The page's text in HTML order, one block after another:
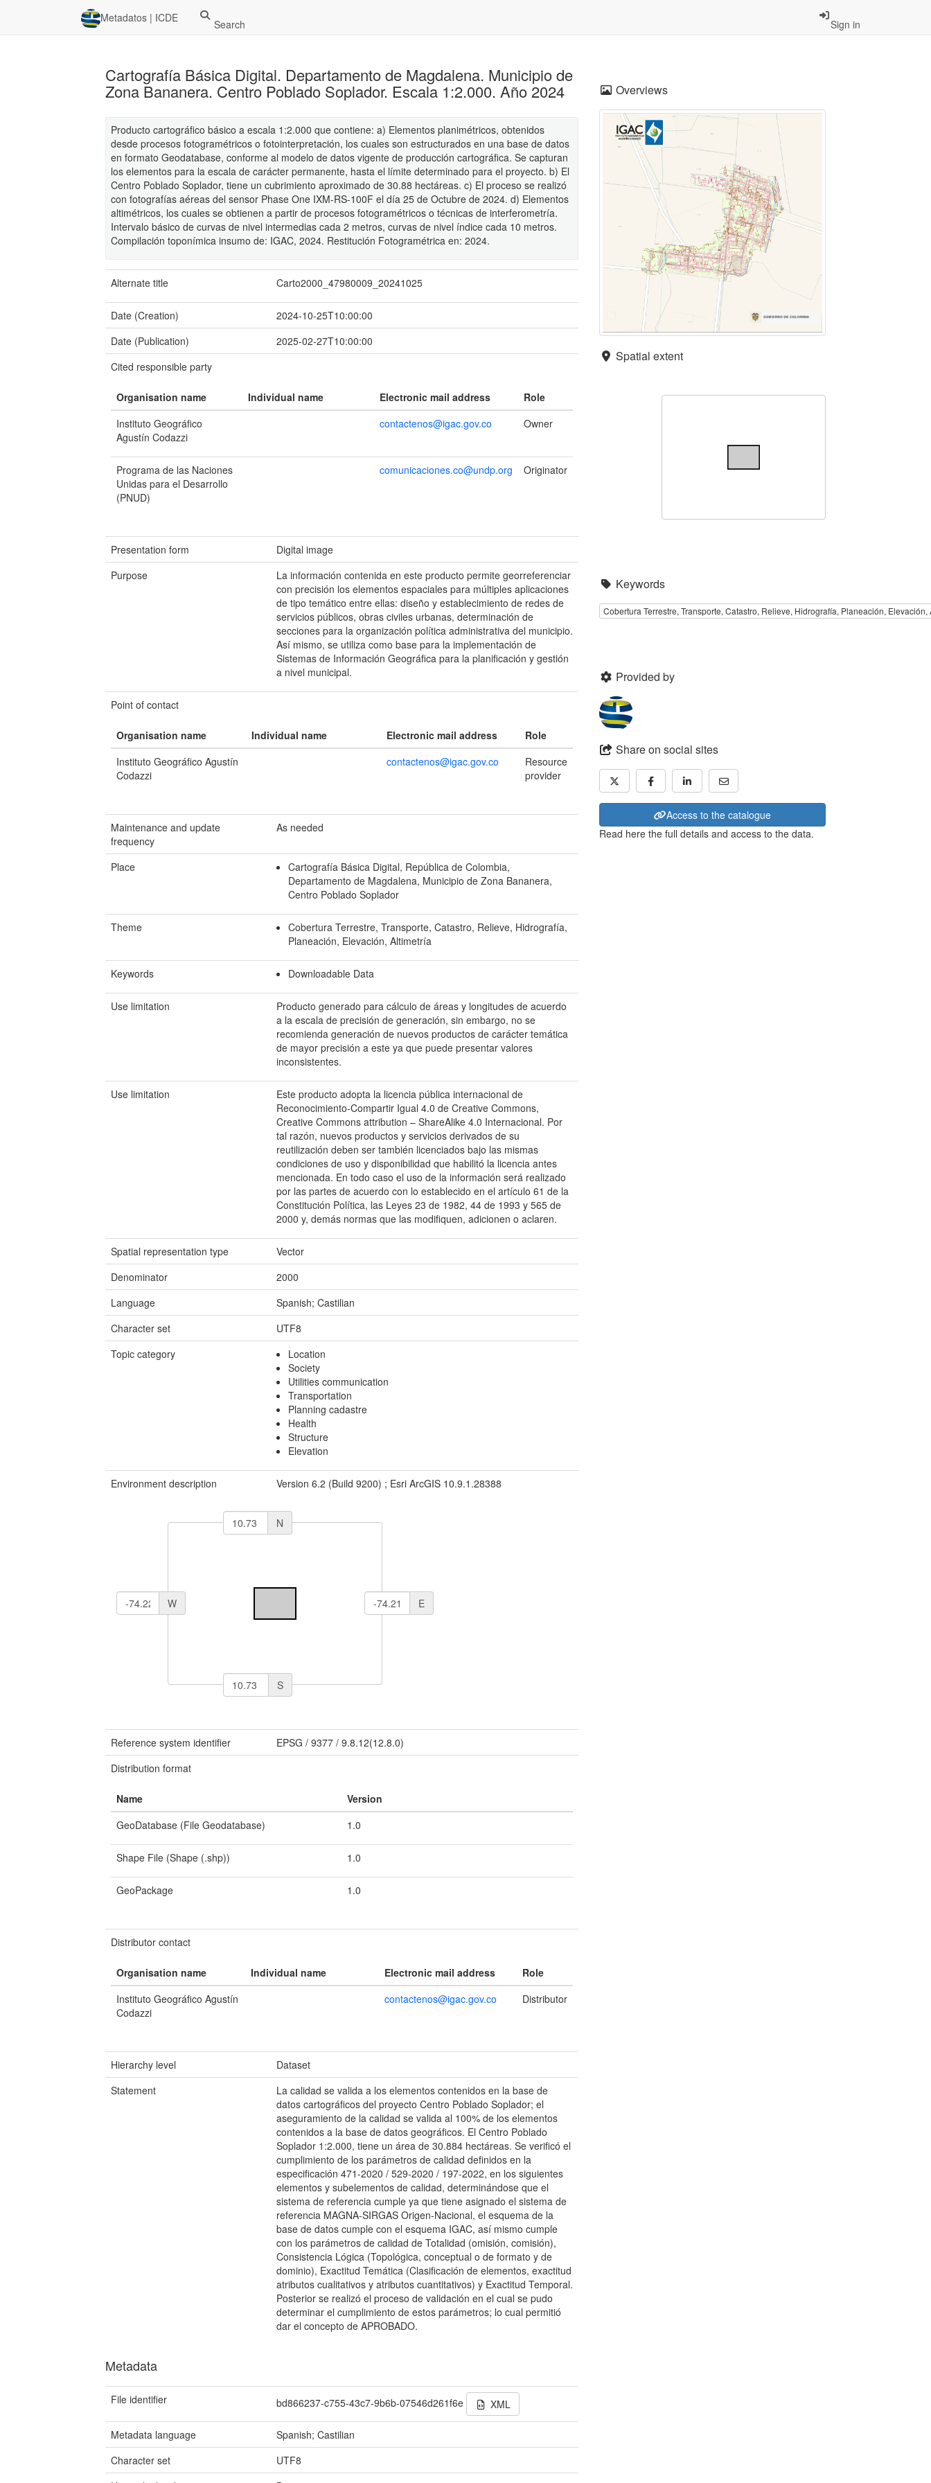
Metadatos | ICDE Search Sign in
Cartografía Básica Digital. Departamento de Magdalena. Municipio de
Zona Bananera. Centro Poblado Soplador. Escala 1:2.000. Año 2024
Producto cartográfico básico a escala 1:2.000 que contiene: a) Elementos planimétricos, obtenidos
desde procesos fotogramétricos o fotointerpretación, los cuales son estructurados en una base de datos
en formato Geodatabase, conforme al modelo de datos vigente de producción cartográfica. Se capturan
los elementos para la escala de carácter permanente, hasta el límite determinado para el proyecto. b) El
Centro Poblado Soplador, tiene un cubrimiento aproximado de 30.88 hectáreas. c) El proceso se realizó
con fotografías aéreas del sensor Phase One IXM-RS-100F el día 25 de Octubre de 2024. d) Elementos
altimétricos, los cuales se obtienen a partir de procesos fotogramétricos o técnicas de interferometría.
Intervalo básico de curvas de nivel intermedias cada 2 metros, curvas de nivel índice cada 10 metros.
Compilación toponímica insumo de: IGAC, 2024. Restitución Fotogramétrica en: 2024.
Alternate title Carto2000_47980009_20241025
Date (Creation)
2024-10-25T10:00:00
Date (Publication)
2025-02-27T10:00:00
Cited responsible party
Organisation name Individual name Electronic mail address
Role
Instituto Geográfico
Agustín Codazzi
contactenos@igac.gov.co Owner
Programa de las Naciones
Unidas para el Desarrollo
(PNUD)
comunicaciones.co@undp.org Originator
Presentation form
Digital image
Purpose
La información contenida en este producto permite georreferenciar
con precisión los elementos espaciales para múltiples aplicaciones
de tipo temático entre ellas: diseño y establecimiento de redes de
servicios públicos, obras civiles urbanas, determinación de
secciones para la organización política administrativa del municipio.
Así mismo, se utiliza como base para la implementación de
Sistemas de Información Geográfica para la planificación y gestión
a nivel municipal.
Point of contact
Organisation name Individual name Electronic mail address
Role
Instituto Geográfico Agustín
Codazzi
contactenos@igac.gov.co
Resource
provider
Maintenance and update
frequency
As needed
Place
Cartografía Básica Digital, República de Colombia,
Departamento de Magdalena, Municipio de Zona Bananera,
Centro Poblado Soplador
Theme
Cobertura Terrestre, Transporte, Catastro, Relieve, Hidrografía,
Planeación, Elevación, Altimetría
Keywords Downloadable Data
Use limitation
Producto generado para cálculo de áreas y longitudes de acuerdo
a la escala de precisión de generación, sin embargo, no se
recomienda generación de nuevos productos de carácter temática
de mayor precisión a este ya que puede presentar valores
inconsistentes.
Use limitation
Este producto adopta la licencia pública internacional de
Reconocimiento-Compartir Igual 4.0 de Creative Commons,
Creative Commons attribution – ShareAlike 4.0 Internacional. Por
tal razón, nuevos productos y servicios derivados de su
reutilización deben ser también licenciados bajo las mismas
condiciones de uso y disponibilidad que habilitó la licencia antes
mencionada. En todo caso el uso de la información será realizado
por las partes de acuerdo con lo establecido en el artículo 61 de la
Constitución Política, las Leyes 23 de 1982, 44 de 1993 y 565 de
2000 y, demás normas que las modifiquen, adicionen o aclaren.
Spatial representation type
Vector
Denominator
2000
Language
Spanish; Castilian
Character set
UTF8
Topic category
Location
Society
Utilities communication
Transportation
Planning cadastre
Health
Structure
Elevation
Environment description Version 6.2 (Build 9200) ; Esri ArcGIS 10.9.1.28388
N
S
E
W
Reference system identifier EPSG /9377 /9.8.12(12.8.0)
Distribution format
Name
Version
GeoDatabase (File Geodatabase)
1.0
Shape File (Shape (.shp)) 1.0
GeoPackage 1.0
Distributor contact
Organisation name Individual name Electronic mail address
Role
Instituto Geográfico Agustín
Codazzi
contactenos@igac.gov.co Distributor
Hierarchy level
Dataset
Statement
La calidad se valida a los elementos contenidos en la base de
datos cartográficos del proyecto Centro Poblado Soplador; el
aseguramiento de la calidad se valida al 100% de los elementos
contenidos a la base de datos geográficos. El Centro Poblado
Soplador 1:2.000, tiene un área de 30.884 hectáreas. Se verificó el
cumplimiento de los parámetros de calidad definidos en la
especificación 471-2020 / 529-2020 / 197-2022, en los siguientes
elementos y subelementos de calidad, determinándose que el
sistema de referencia cumple ya que tiene asignado el sistema de
referencia MAGNA-SIRGAS Origen-Nacional, el esquema de la
base de datos cumple con el esquema IGAC, así mismo cumple
con los parámetros de calidad de Totalidad (omisión, comisión),
Consistencia Lógica (Topológica, conceptual o de formato y de
dominio), Exactitud Temática (Clasificación de elementos, exactitud
atributos cualitativos y atributos cuantitativos) y Exactitud Temporal.
Posterior se realizó el proceso de validación en el cual se pudo
determinar el cumplimiento de estos parámetros; lo cual permitió
dar el concepto de APROBADO.
Metadata
File identifier bd866237-c755-43c7-9b6b-07546d261f6e XML
Metadata language
Spanish; Castilian
Character set
UTF8
Overviews
Spatial extent
Keywords
Cobertura Terrestre, Transporte, Catastro, Relieve, Hidrografía, Planeación, Elevación,
Provided by
Share on social sites
Access to the catalogue
Read here the full details and access to the data.